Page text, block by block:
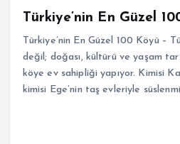
Türkiye’nin En Güzel
Türkiye’nin En Güzel 100 Köyü –
değil; doğası, kültürü ve yaşam
köye ev sahipliği yapıyor. Kimisi
kimisi Ege’nin taş evleriyle